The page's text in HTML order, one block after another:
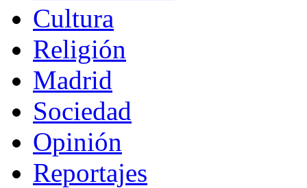
Cultura
Religión
Madrid
Sociedad
Opinión
Reportajes